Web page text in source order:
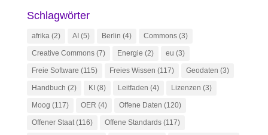
Schlagwörter
afrika(2) AI (5) Berlin (4) Commons(3)
Creative Commons(7) Energie (2) eu (3)
Freie Software (115) Freies Wissen (117) Geodaten (3)
Handbuch (2) KI (8) Leitfaden (4) Lizenzen (3)
Moog (117) OER (4) Offene Daten (120)
Offener Staat(116) Offene Standards(117)